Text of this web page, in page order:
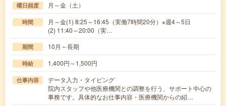
曜日頻度 月～金（土）
時間
月～金(1) 8:25～16:45（実働7時間20分）※週4～5日
(2) 11:40～20:00（実…
期間 10月～長期
時給 1,400円～1,500円
仕事内容
データ入力・タイピング
院内スタッフや他医療機関との調整を行う、サポート中心の
事務です。具体的なお仕事内容・医療機関からの紹…